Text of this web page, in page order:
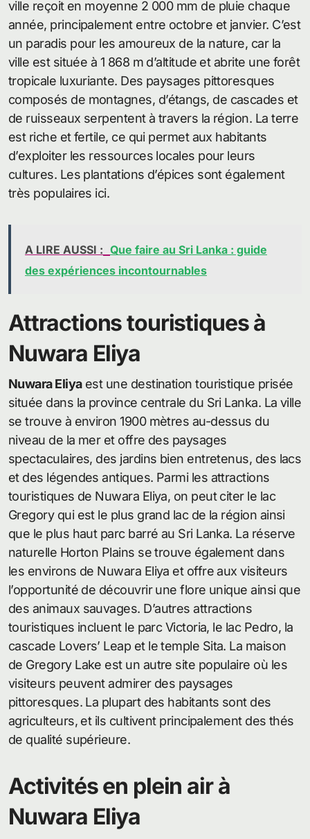
ville reçoit en moyenne 2 000 mm de pluie chaque
année, principalement entre octobre et janvier. C’est
un paradis pour les amoureux de la nature, car la
ville est située à 1 868 m d’altitude et abrite une forêt
tropicale luxuriante. Des paysages pittoresques
composés de montagnes, d’étangs, de cascades et
de ruisseaux serpentent à travers la région. La terre
est riche et fertile, ce qui permet aux habitants
d’exploiter les ressources locales pour leurs
cultures. Les plantations d’épices sont également
très populaires ici.
A LIRE AUSSI : Que faire au Sri Lanka : guide
des expériences incontournables
Attractions touristiques à
Nuwara Eliya
Nuwara Eliyaest une destination touristique prisée
située dans la province centrale du Sri Lanka. La ville
se trouve à environ 1900 mètres au-dessus du
niveau de la mer et offre des paysages
spectaculaires, des jardins bien entretenus, des lacs
et des légendes antiques. Parmi les attractions
touristiques de Nuwara Eliya, on peut citer le lac
Gregory qui est le plus grand lac de la région ainsi
que le plus haut parc barré au Sri Lanka. La réserve
naturelle Horton Plains se trouve également dans
les environs de Nuwara Eliya et offre aux visiteurs
l’opportunité de découvrir une flore unique ainsi que
des animaux sauvages. D’autres attractions
touristiques incluent le parc Victoria, le lac Pedro, la
cascade Lovers’ Leap et le temple Sita. La maison
de Gregory Lake est un autre site populaire où les
visiteurs peuvent admirer des paysages
pittoresques. La plupart des habitants sont des
agriculteurs, et ils cultivent principalement des thés
de qualité supérieure.
Activités en plein air à
Nuwara Eliya